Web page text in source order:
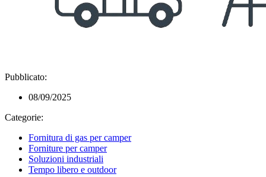
Pubblicato:
08/09/2025
Categorie:
Fornitura di gas per camper
Forniture per camper
Soluzioni industriali
Tempo libero e outdoor